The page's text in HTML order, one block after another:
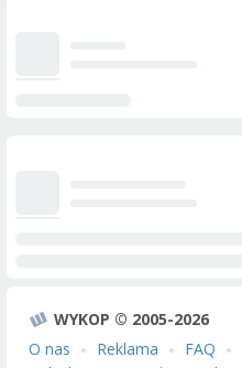
WYKOP © 2005-2026
O nas
Reklama FAQ